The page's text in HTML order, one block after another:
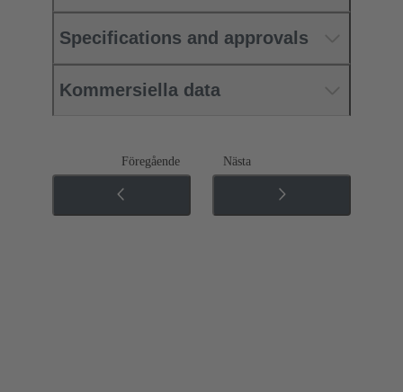
Specifications and approvals
Kommersiella data
Föregående Nästa